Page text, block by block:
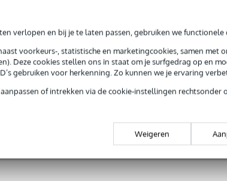
verlopen en bij je te laten passen, gebruiken we functionele
voorkeurs-, statistische en marketingcookies, samen met
Deze cookies stellen ons in staat om je surfgedrag op en
gebruiken voor herkenning. Zo kunnen we je ervaring
of intrekken via de cookie-instellingen rechtsonder
Weigeren
3 jaar Bax Music garantie
Laagste-prijs-garantie